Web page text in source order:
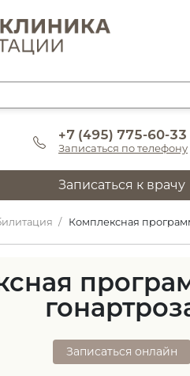
+7 (495) 775-60-33
Записаться по телефону
Записаться к врачу
Комплексная
Записаться онлайн